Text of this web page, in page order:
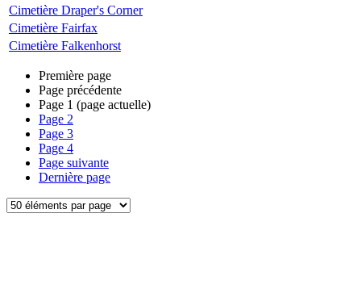
Cimetière Draper's Corner
Cimetière Fairfax
Cimetière Falkenhorst
Première page
Page précédente
Page 1 (page actuelle)
Page 2
Page 3
Page 4
Page suivante
Dernière page